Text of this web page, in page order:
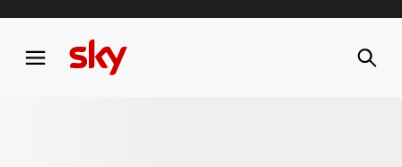
FACTOR